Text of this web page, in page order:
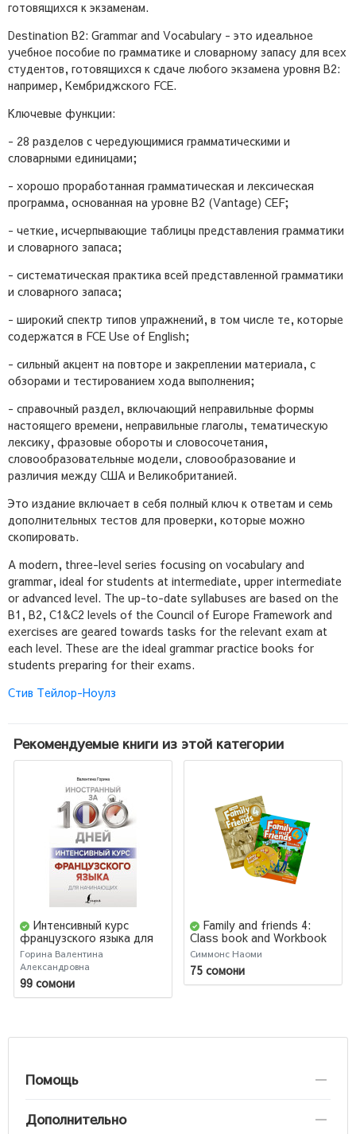
готовящихся к экзаменам.
Destination B2: Grammar and Vocabulary - это идеальное
учебное пособие по грамматике и словарному запасу для всех
студентов, готовящихся к сдаче любого экзамена уровня B2:
например, Кембриджского FCE.
Ключевые функции:
- 28 разделов с чередующимися грамматическими и
словарными единицами;
- хорошо проработанная грамматическая и лексическая
программа, основанная на уровне B2 (Vantage) CEF;
- четкие, исчерпывающие таблицы представления грамматики
и словарного запаса;
- систематическая практика всей представленной грамматики
и словарного запаса;
- широкий спектр типов упражнений, в том числе те, которые
содержатся в FCE Use of English;
- сильный акцент на повторе и закреплении материала, с
обзорами и тестированием хода выполнения;
- справочный раздел, включающий неправильные формы
настоящего времени, неправильные глаголы, тематическую
лексику, фразовые обороты и словосочетания,
словообразовательные модели, словообразование и
различия между США и Великобританией.
Это издание включает в себя полный ключ к ответам и семь
дополнительных тестов для проверки, которые можно
скопировать.
A modern, three-level series focusing on vocabulary and
grammar, ideal for students at intermediate, upper intermediate
or advanced level. The up-to-date syllabuses are based on the
B1, B2, C1&C2 levels of the Council of Europe Framework and
exercises are geared towards tasks for the relevant exam at
each level. These are the ideal grammar practice books for
students preparing for their exams.
Стив Тейлор-Ноулз
Рекомендуемые книги из этой категории
Интенсивный курс
французского языка для
начинающих
Горина Валентина
Александровна
99 сомони
Family and friends 4:
Class book and Workbook
Симмонс Наоми
75 сомони
Помощь
Дополнительно